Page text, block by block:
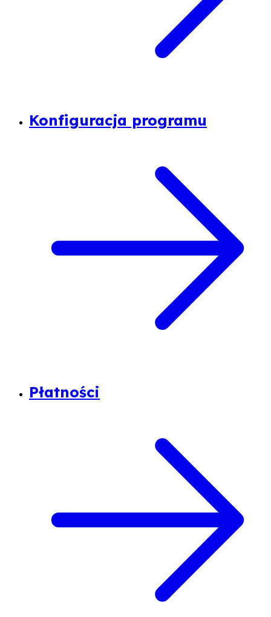
Konfiguracja programu
Płatności